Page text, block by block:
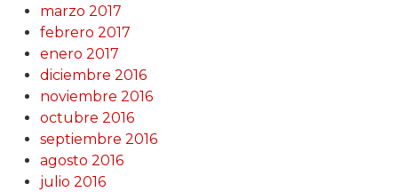
marzo 2017
febrero 2017
enero 2017
diciembre 2016
noviembre 2016
octubre 2016
septiembre 2016
agosto 2016
julio 2016